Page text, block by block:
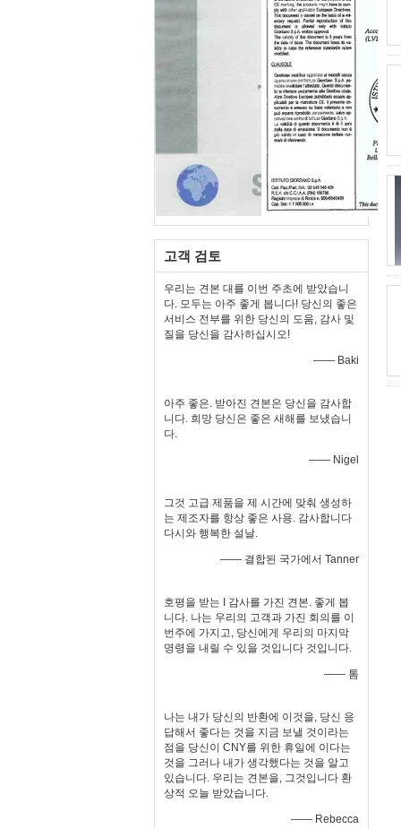
고객 검토
우리는 견본 대를 이번 주초에 받았습니
다. 모두는 아주 좋게 봅니다! 당신의 좋은
서비스 전부를 위한 당신의 도움, 감사 및
질을 당신을 감사하십시오!
—— Baki
아주 좋은. 받아진 견본은 당신을 감사합
니다. 희망 당신은 좋은 새해를 보냈습니
다.
—— Nigel
그것 고급 제품을 제 시간에 맞춰 생성하
는 제조자를 항상 좋은 사용. 감사합니다
다시와 행복한 설날.
—— 결합된 국가에서 Tanner
호평을 받는 I 감사를 가진 견본. 좋게 봅
니다. 나는 우리의 고객과 가진 회의를 이
번주에 가지고, 당신에게 우리의 마지막
명령을 내릴 수 있을 것입니다 것입니다.
—— 톰
나는 내가 당신의 반환에 이것을, 당신 응
답해서 좋다는 것을 지금 보낼 것이라는
점을 당신이 CNY를 위한 휴일에 이다는
것을 그러나 내가 생각했다는 것을 알고
있습니다. 우리는 견본을, 그것입니다 환
상적 오늘 받았습니다.
—— Rebecca